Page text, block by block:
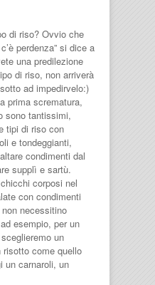
di riso? Ovvio che
perdenza” si dice a
una predilezione
di riso, non arriverà
ad impedirvelo:)
prima scrematura,
sono tantissimi,
tipi di riso con
e tondeggianti,
condimenti dal
supplì e sartù.
corposi nel
con condimenti
necessitino
esempio, per un
un
risotto come quello
un carnaroli, un